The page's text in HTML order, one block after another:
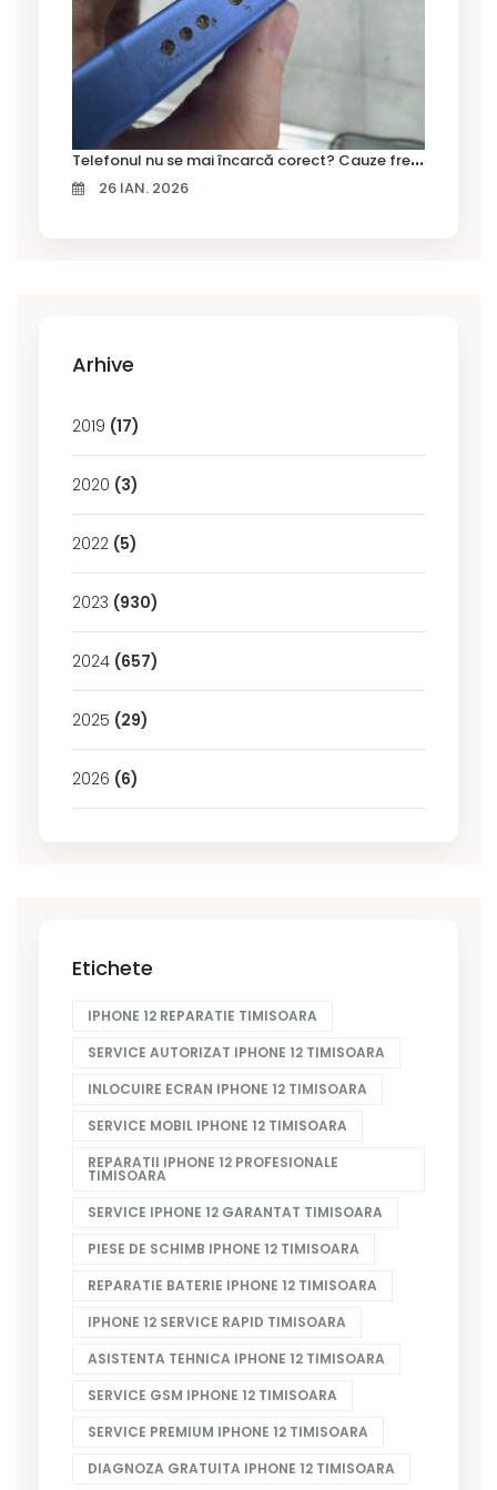
T
elefonul nu se mai încarcă corect? Cauze frecvente și soluții la service în Timișoara
26 IAN. 2026
Arhive
2019 (17)
2020 (3)
2022 (5)
2023 (930)
2024 (657)
2025 (29)
2026 (6)
Etichete
IPHONE 12 REPARATIE TIMISOARA
SERVICE AUTORIZAT IPHONE 12 TIMISOARA
INLOCUIRE ECRAN IPHONE 12 TIMISOARA
SERVICE MOBIL IPHONE 12 TIMISOARA
REPARATII IPHONE 12 PROFESIONALE
TIMISOARA
SERVICE IPHONE 12 GARANTAT TIMISOARA
PIESE DE SCHIMB IPHONE 12 TIMISOARA
REPARATIE BATERIE IPHONE 12 TIMISOARA
IPHONE 12 SERVICE RAPID TIMISOARA
ASISTENTA TEHNICA IPHONE 12 TIMISOARA
SERVICE GSM IPHONE 12 TIMISOARA
SERVICE PREMIUM IPHONE 12 TIMISOARA
DIAGNOZA GRATUITA IPHONE 12 TIMISOARA